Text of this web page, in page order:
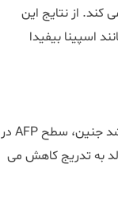
کند. از نتایج این
اسپینا بیفیدا
پروتئینی است که توسط بافت جنین تولید می شود. در طول رشد جنین، سطح AFP در
زمان تولد به تدریج کاهش می